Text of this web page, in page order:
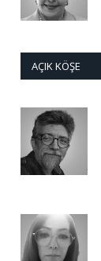
AÇIK KÖŞE